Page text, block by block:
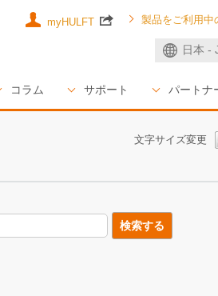
日本 -
コラム サポート パートナ
myHULFT 製品をご利用中
文字サイズ変更